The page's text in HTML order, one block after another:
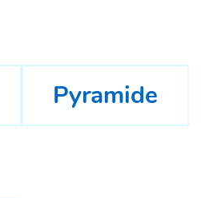
Pyramide